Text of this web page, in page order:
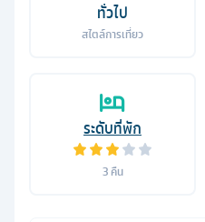
ทั่วไป
สไตล์การเที่ยว
ระดับที่พัก
3คืน